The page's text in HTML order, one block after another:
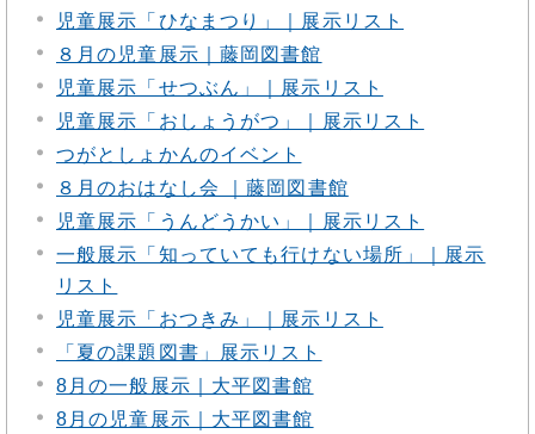
児童展示「ひなまつり」｜展示リスト
８月の児童展示｜藤岡図書館
児童展示「せつぶん」｜展示リスト
児童展示「おしょうがつ」｜展示リスト
つがとしょかんのイベント
８月のおはなし会 ｜藤岡図書館
児童展示「うんどうかい」｜展示リスト
一般展示「知っていても行けない場所」｜展示
リスト
児童展示「おつきみ」｜展示リスト
「夏の課題図書」展示リスト
8月の一般展示｜大平図書館
8月の児童展示｜大平図書館